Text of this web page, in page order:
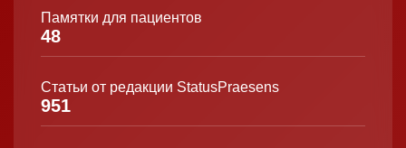
Памятки для пациентов
48
Статьи от редакции StatusPraesens
951